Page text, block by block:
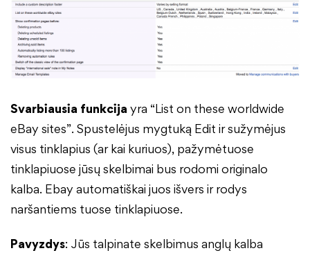
Svarbiausia funkcija yra “List on these worldwide
eBay sites”. Spustelėjus mygtuką Edit ir sužymėjus
visus tinklapius (ar kai kuriuos), pažymėtuose
tinklapiuose jūsų skelbimai bus rodomi originalo
kalba. Ebay automatiškai juos išvers ir rodys
naršantiems tuose tinklapiuose.
Pavyzdys: Jūs talpinate skelbimus anglų kalba